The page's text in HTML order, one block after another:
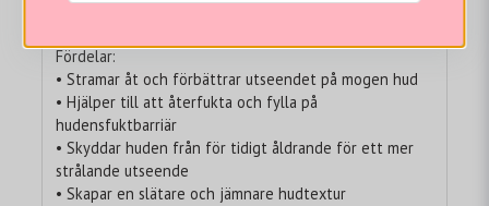
Fördelar:
• Stramar åt och förbättrar utseendet på mogen hud
• Hjälper till att återfukta och fylla på
hudensfuktbarriär
• Skyddar huden från för tidigt åldrande för ett mer
strålande utseende
• Skapar en slätare och jämnare hudtextur